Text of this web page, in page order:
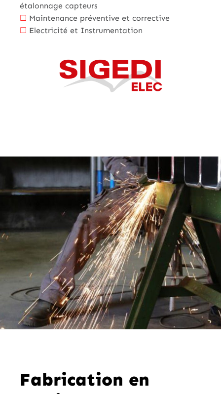
étalonnage capteurs
☐ Maintenance préventive et corrective
☐ Electricité et Instrumentation
Fabrication en